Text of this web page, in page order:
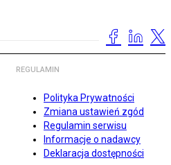
REGULAMIN
Polityka Prywatności
Zmiana ustawień zgód
Regulamin serwisu
Informacje o nadawcy
Deklaracja dostępności